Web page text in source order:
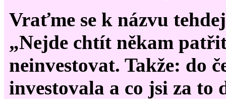
Vraťme se k názvu
„Nejde chtít někam
neinvestovat. Takže: do
investovala a co jsi za to